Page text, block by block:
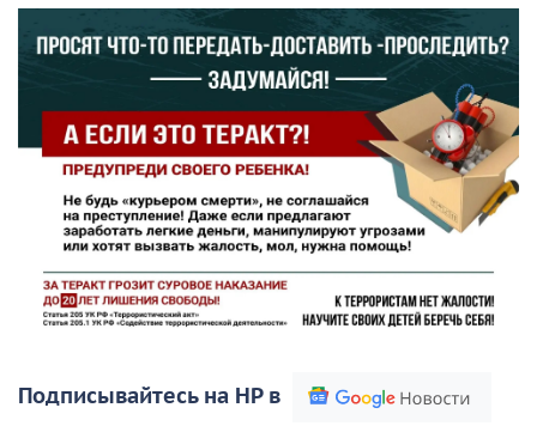
Подписывайтесь на НР в